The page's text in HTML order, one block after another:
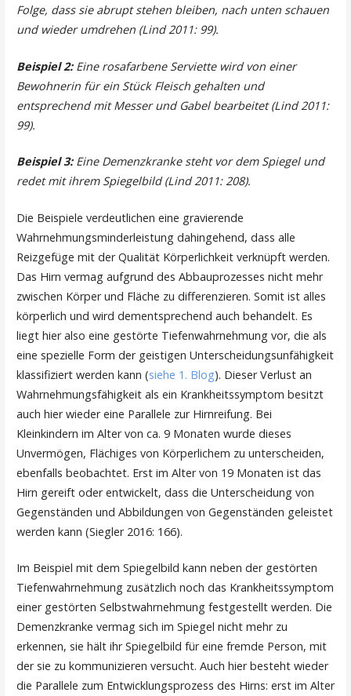
Folge, dass sie abrupt stehen bleiben, nach unten schauen
und wieder umdrehen (Lind 2011: 99).
Beispiel 2:Eine rosafarbene Serviette wird von einer
Bewohnerin für ein Stück Fleisch gehalten und
entsprechend mit Messer und Gabel bearbeitet (Lind 2011:
99).
Beispiel 3: Eine Demenzkranke steht vor dem Spiegel und
redet mit ihrem Spiegelbild (Lind 2011: 208).
Die Beispiele verdeutlichen eine gravierende
Wahrnehmungsminderleistung dahingehend, dass alle
Reizgefüge mit der Qualität Körperlichkeit verknüpft werden.
Das Hirn vermag aufgrund des Abbauprozesses nicht mehr
zwischen Körper und Fläche zu differenzieren. Somit ist alles
körperlich und wird dementsprechend auch behandelt. Es
liegt hier also eine gestörte Tiefenwahrnehmung vor, die als
eine spezielle Form der geistigen Unterscheidungsunfähigkeit
klassifiziert werden kann (siehe 1. Blog). Dieser Verlust an
Wahrnehmungsfähigkeit als ein Krankheitssymptom besitzt
auch hier wieder eine Parallele zur Hirnreifung. Bei
Kleinkindern im Alter von ca. 9 Monaten wurde dieses
Unvermögen, Flächiges von Körperlichem zu unterscheiden,
ebenfalls beobachtet. Erst im Alter von 19 Monaten ist das
Hirn gereift oder entwickelt, dass die Unterscheidung von
Gegenständen und Abbildungen von Gegenständen geleistet
werden kann (Siegler 2016: 166).
Im Beispiel mit dem Spiegelbild kann neben der gestörten
Tiefenwahrnehmung zusätzlich noch das Krankheitssymptom
einer gestörten Selbstwahrnehmung festgestellt werden. Die
Demenzkranke vermag sich im Spiegel nicht mehr zu
erkennen, sie hält ihr Spiegelbild für eine fremde Person, mit
der sie zu kommunizieren versucht. Auch hier besteht wieder
die Parallele zum Entwicklungsprozess des Hirns: erst im Alter